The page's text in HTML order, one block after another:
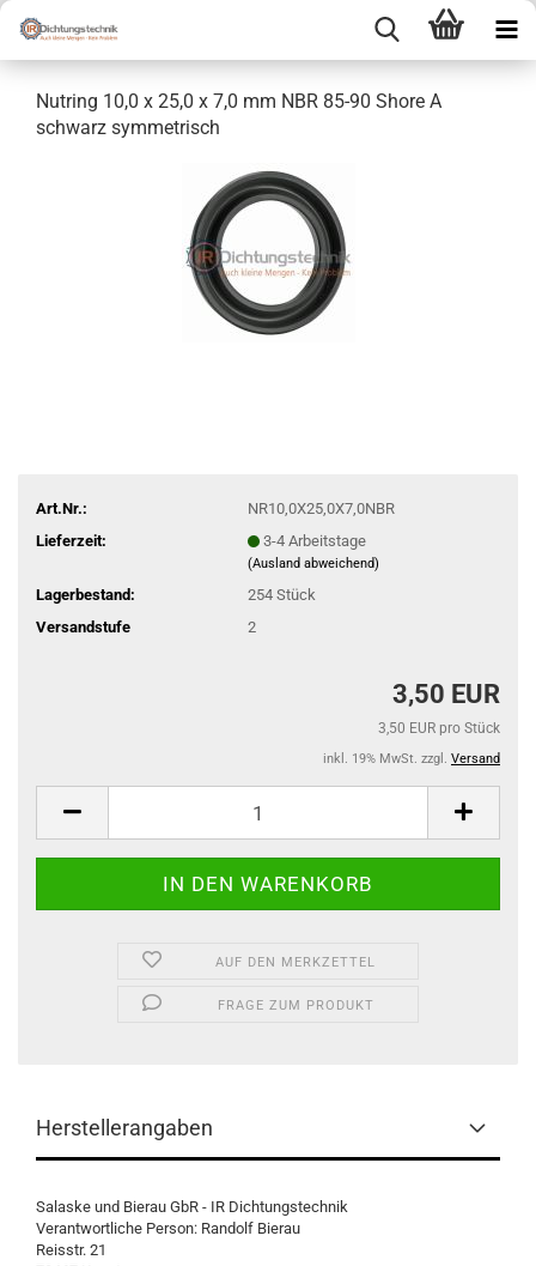
Nutring 10,0 x 25,0 x 7,0 mm NBR 85-90 Shore A
schwarz symmetrisch
Art.Nr.:
NR10,0X25,0X7,0NBR
Lieferzeit:
3-4 Arbeitstage
(Ausland abweichend)
Lagerbestand: 254 Stück
Versandstufe
2
3,50 EUR
3,50 EUR pro Stück
inkl. 19% MwSt. zzgl. Versand
AUF DEN MERKZETTEL
FRAGE ZUM PRODUKT
Herstellerangaben
Salaske und Bierau GbR - IR Dichtungstechnik
Verantwortliche Person: Randolf Bierau
Reisstr. 21